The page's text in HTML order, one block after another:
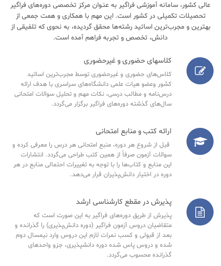
عالی کشور، سامانه آموزشی فراگیر به عنـوان مرکز تخصصی دوره‌های فراگیر
تحصیلات تکمیلی در کشور است. این مهم با همکاری و همت جمعی از
بهترین و مجرب‌ترین اساتید رشته‌ها محقق گردیده، به نحوی که تلفیقی از
دانش، تخصص و تجربه فراهم آمده است.
کلاسهای حضوری و غیرحضوری
کلاس‌های حضوری و غیرحضوری توسط مجرب‌ترین اساتید
کشور وعضو هیات علمی دانشگاه‌های سراسری با هدف ارائه
درس‌نامه‌ و مطالب درسی، نکات مهم و تحلیل سوالات امتحانی
سال‌های گذشته دوره‌های فراگیر برگزار می‌گردد.
ارائه کتب و منابع امتحانی
قبل از شروع هر دوره، منبع امتحانی هر درس را معرفی کرده و
سوالات آزمون صرفاً از همین کتب طراحی می‌گردد. انتشارات
این منابع و کتاب‌ها را با توجه به تغییرات احتمالی منابع در هر
دوره در اختیار دانش‌پذیران قرار می‌دهد.
پذیرش در مقطع کارشناسی ارشد
پذیرش از طریق دوره‌های فراگیر به این صورت است که
متقاضیان دروس آزمون فراگیر (دوره دانش‌پذیری) را گذرانده و
بعد از قبولی و کسب نمرات لازم این دروس وارد نیمسال دوم
شده و دروس پاس شده دوره دانشپذیری، جزو واحدهای
گذرانده محسوب می‌گردد.